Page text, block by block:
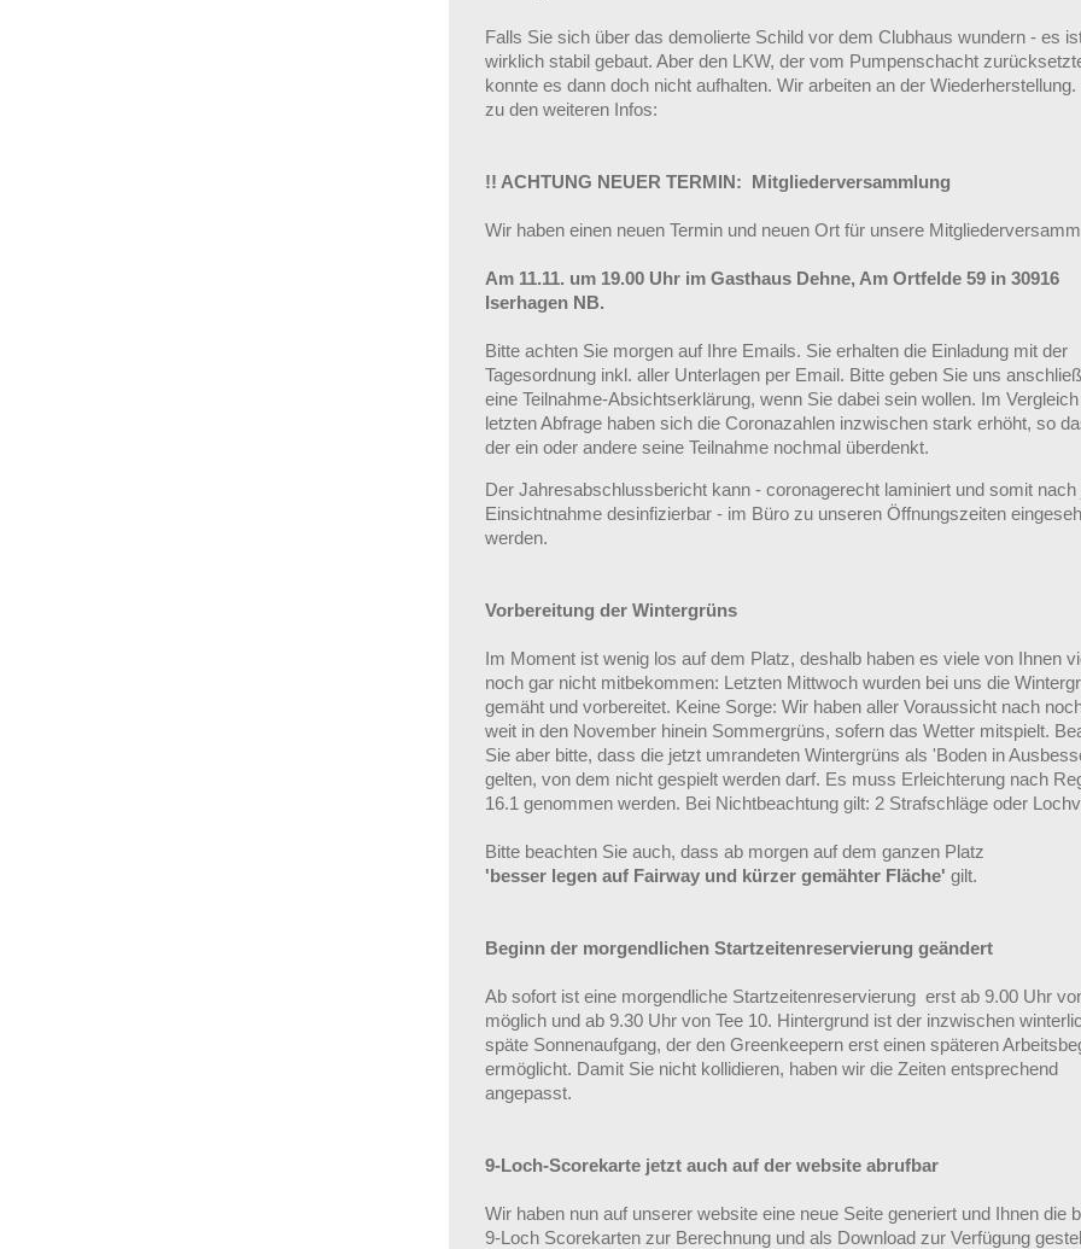
Falls Sie sich über das demolierte Schild vor dem Clubhaus wundern - es
wirklich stabil gebaut. Aber den LKW, der vom Pumpenschacht
konnte es dann doch nicht aufhalten. Wir arbeiten an der Wiederherstellung.
zu den weiteren Infos:
!! ACHTUNG NEUER TERMIN: Mitgliederversammlung
Wir haben einen neuen Termin und neuen Ort für unsere
Am 11.11. um 19.00 Uhr im Gasthaus Dehne, Am Ortfelde 59 in 30916
Iserhagen NB.
Bitte achten Sie morgen auf Ihre Emails. Sie erhalten die Einladung mit der
Tagesordnung inkl. aller Unterlagen per Email. Bitte geben Sie uns
eine Teilnahme-Absichtserklärung, wenn Sie dabei sein wollen. Im
letzten Abfrage haben sich die Coronazahlen inzwischen stark erhöht, so
der ein oder andere seine Teilnahme nochmal überdenkt.
Der Jahresabschlussbericht kann - coronagerecht laminiert und somit nach
Einsichtnahme desinfizierbar - im Büro zu unseren Öffnungszeiten
werden.
Vorbereitung der Wintergrüns
Im Moment ist wenig los auf dem Platz, deshalb haben es viele von Ihnen
noch gar nicht mitbekommen: Letzten Mittwoch wurden bei uns die
gemäht und vorbereitet. Keine Sorge: Wir haben aller Voraussicht nach
weit in den November hinein Sommergrüns, sofern das Wetter mitspielt.
Sie aber bitte, dass die jetzt umrandeten Wintergrüns als 'Boden in
gelten, von dem nicht gespielt werden darf. Es muss Erleichterung nach
16.1 genommen werden. Bei Nichtbeachtung gilt: 2 Strafschläge oder
Bitte beachten Sie auch, dass ab morgen auf dem ganzen Platz
'besser legen auf Fairway und kürzer gemähter Fläche' gilt.
Beginn der morgendlichen Startzeitenreservierung geändert
Ab sofort ist eine morgendliche Startzeitenreservierung erst ab 9.00 Uhr
möglich und ab 9.30 Uhr von Tee 10. Hintergrund ist der inzwischen
späte Sonnenaufgang, der den Greenkeepern erst einen späteren
ermöglicht. Damit Sie nicht kollidieren, haben wir die Zeiten entsprechend
angepasst.
9-Loch-Scorekarte jetzt auch auf der website abrufbar
Wir haben nun auf unserer website eine neue Seite generiert und Ihnen die
9-Loch Scorekarten zur Berechnung und als Download zur Verfügung